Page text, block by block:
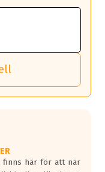
fälgarna till din
kompatibla med
storlek (17mm hylsa
kan vi matcha
100%
inget du som förare
signaler om lufttryck
dina däck håller rätt
varnar TPMS dig
koll på lufttrycket i
med TPMS
finns här för att när